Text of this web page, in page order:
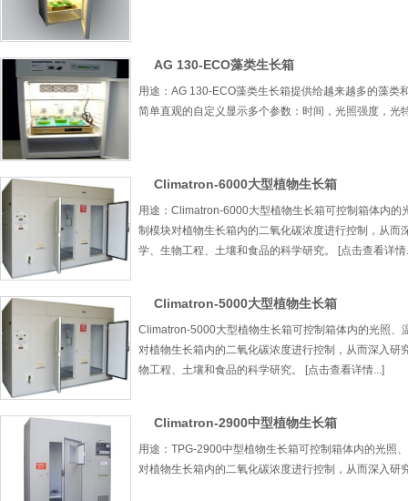
AG 130-ECO藻类生长箱
用途：AG 130-ECO藻类生长箱提供给越来越多的藻
简单直观的自定义显示多个参数：时间，光照强度，光
Climatron-6000大型植物生长箱
用途：Climatron-6000大型植物生长箱可控制箱体内
制模块对植物生长箱内的二氧化碳浓度进行控制，从
学、生物工程、土壤和食品的科学研究。 [点击查看详情
Climatron-5000大型植物生长箱
Climatron-5000大型植物生长箱可控制箱体内的光照
对植物生长箱内的二氧化碳浓度进行控制，从而深入
物工程、土壤和食品的科学研究。 [点击查看详情...]
Climatron-2900中型植物生长箱
用途：TPG-2900中型植物生长箱可控制箱体内的光照
对植物生长箱内的二氧化碳浓度进行控制，从而深入研